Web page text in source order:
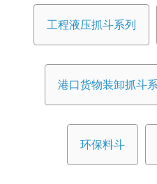
工程液压抓斗系列
港口货物装卸抓斗
环保料斗